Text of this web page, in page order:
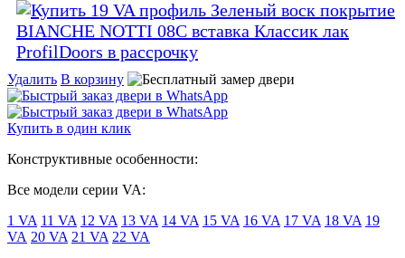
Удалить В корзину
Купить в один клик
Конструктивные особенности:
Все модели серии VA:
1 VA 11 VA 12 VA 13 VA 14 VA 15 VA 16 VA 17 VA 18 VA 19
VA 20 VA 21 VA 22 VA